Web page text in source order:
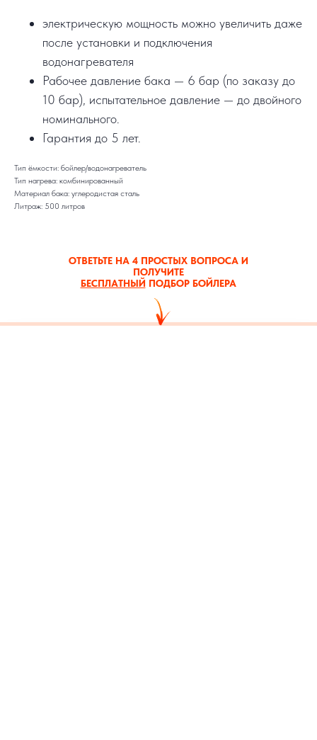
электрическую мощность можно увеличить даже
после установки и подключения
водонагревателя
Рабочее давление бака — 6 бар (по заказу до
10 бар), испытательное давление — до двойного
номинального.
Гарантия до 5 лет.
Тип ёмкости: бойлер/водонагреватель
Тип нагрева: комбинированный
Материал бака: углеродистая сталь
Литраж: 500 литров
ОТВЕТЬТЕ НА 4 ПРОСТЫХ ВОПРОСА И
ПОЛУЧИТЕ
БЕСПЛАТНЫЙ ПОДБОР БОЙЛЕРА